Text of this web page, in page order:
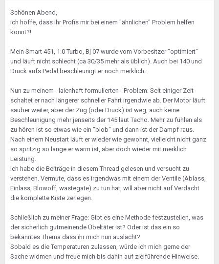
Schönen Abend,
ich hoffe, dass ihr Profis mir bei einem "ähnlichen" Problem helfen
könnt?!
Mein Smart 451, 1.0 Turbo, Bj 07 wurde vom Vorbesitzer "optimiert"
und läuft nicht schlecht (ca 30/35 mehr als üblich). Auch bei 140 und
Druck aufs Pedal beschleunigt er noch merklich...
Nun zu meinem - laienhaft formulierten - Problem: Seit einiger Zeit
schaltet er nach längerer schneller Fahrt irgendwie ab. Der Motor läuft
sauber weiter, aber der Zug (oder Druck) ist weg, auch keine
Beschleunigung mehr jenseits der 145 laut Tacho. Mehr zu fühlen als
zu hören ist so etwas wie ein "blob" und dann ist der Dampf raus.
Nach einem Neustart läuft er wieder wie gewohnt, vielleicht nicht ganz
so spritzig so lange er warm ist, aber doch wieder mit merklich
Leistung.
Ich habe die Beiträge in diesem Thread gelesen und versucht zu
verstehen. Vermute, dass es irgendwas mit einem der Ventile (Ablass,
Einlass, Blowoff, wastegate) zu tun hat, will aber nicht auf Verdacht
die komplette Kiste zerlegen.
Schließlich zu meiner Frage: Gibt es eine Methode festzustellen, was
der sicherlich gutmeinende Übeltäter ist? Oder ist das ein so
bekanntes Thema dass ihr mich nun auslacht?
Sobald es die Temperaturen zulassen, würde ich mich gerne der
Sache widmen und freue mich bis dahin auf zielführende Hinweise.